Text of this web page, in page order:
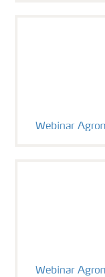
Webinar
Webinar